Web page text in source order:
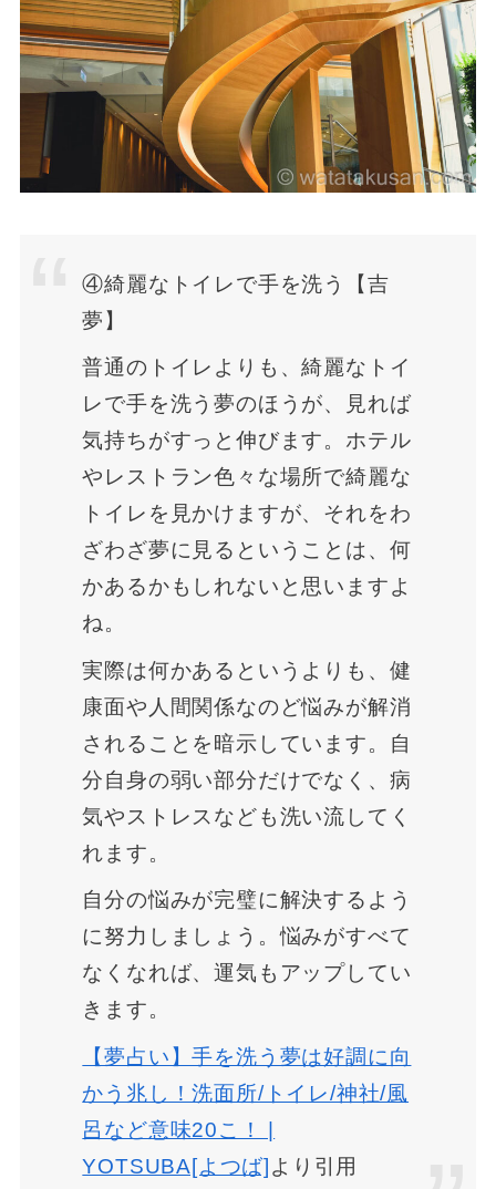
④綺麗なトイレで手を洗う【吉
夢】
普通のトイレよりも、綺麗なトイ
レで手を洗う夢のほうが、見れば
気持ちがすっと伸びます。ホテル
やレストラン色々な場所で綺麗な
トイレを見かけますが、それをわ
ざわざ夢に見るということは、何
かあるかもしれないと思いますよ
ね。
実際は何かあるというよりも、健
康面や人間関係なのど悩みが解消
されることを暗示しています。自
分自身の弱い部分だけでなく、病
気やストレスなども洗い流してく
れます。
自分の悩みが完璧に解決するよう
に努力しましょう。悩みがすべて
なくなれば、運気もアップしてい
きます。
【夢占い】手を洗う夢は好調に向
かう兆し！洗面所/トイレ/神社/風
呂など意味20こ！ |
YOTSUBA[よつば]より引用